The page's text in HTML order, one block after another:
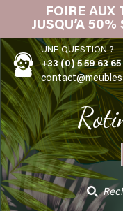
content
FOIRE AUX
JUSQU’A
UNE QUESTION ?
+33 (0) 5 59 63 65
Recherche
de
produits